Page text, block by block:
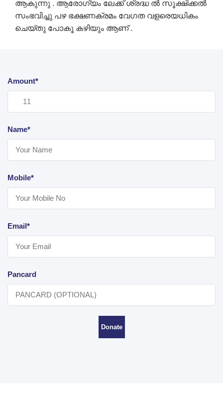
ആകുന്നു . ആരോഗ്യം ലേക്ക് ശ്രദ്ധ ൽ സൂക്ഷിക്കൽ
സംഭവിച്ചു പഴ ഭക്ഷണക്രമം വേഗത വളരെയധികം
ചെയ്തു പോകൂ കഴിയും ആണ് .
Amount*
Name*
Mobile*
Email*
Pancard
Donate